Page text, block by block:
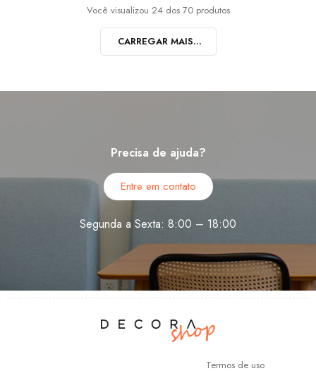
Você visualizou 24 dos 70 produtos
CARREGAR MAIS...
Precisa de ajuda?
Entre em contato
Segunda a Sexta: 8:00 – 18:00
Termos de uso